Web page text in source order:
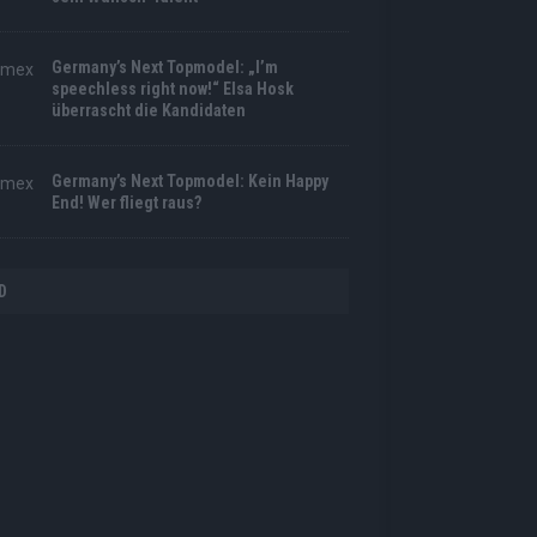
Germany’s Next Topmodel: „I’m
speechless right now!“ Elsa Hosk
überrascht die Kandidaten
Germany’s Next Topmodel: Kein Happy
End! Wer fliegt raus?